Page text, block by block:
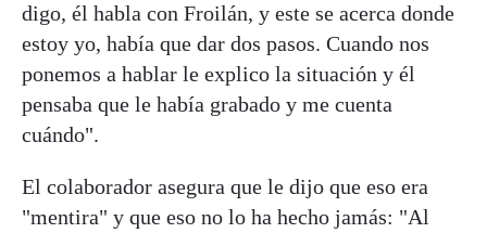
digo, él habla con Froilán, y este se acerca donde
estoy yo, había que dar dos pasos. Cuando nos
ponemos a hablar le explico la situación y él
pensaba que le había grabado y me cuenta
cuándo".
El colaborador asegura que le dijo que eso era
"mentira" y que eso no lo ha hecho jamás: "Al